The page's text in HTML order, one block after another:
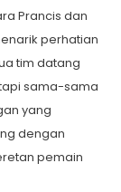
Prancis dan
perhatian
tim datang
sama-sama
yang
dengan
pemain